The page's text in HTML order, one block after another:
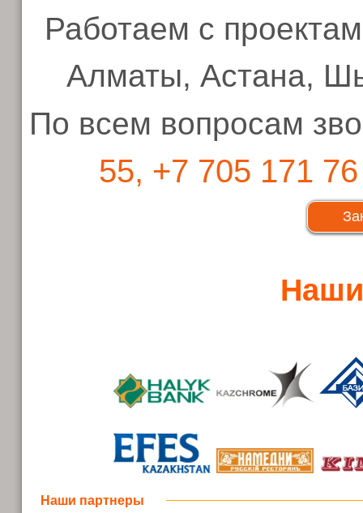
Работаем с
Алматы, Астана,
По всем вопросам
55, +7 705 171
Наши партнеры